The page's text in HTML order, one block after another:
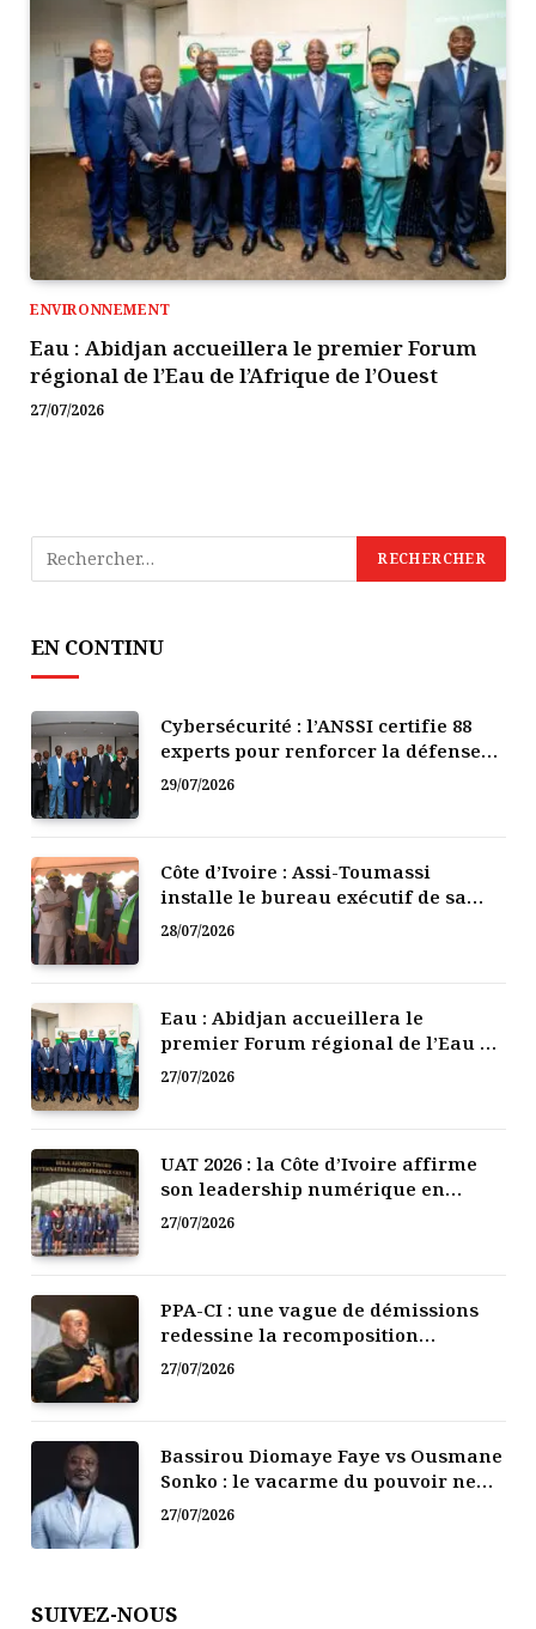
ENVIRONNEMENT
Eau : Abidjan accueillera le premier Forum
régional de l’Eau de l’Afrique de l’Ouest
27/07/2026
EN CONTINU
Cybersécurité : l’ANSSI certifie 88
experts pour renforcer la défense
numérique de la Côte d’Ivoire
29/07/2026
Côte d’Ivoire : Assi-Toumassi
installe le bureau exécutif de sa
mutuelle de développement
28/07/2026
Eau : Abidjan accueillera le
premier Forum régional de l’Eau de
l’Afrique de l’Ouest
27/07/2026
UAT 2026 : la Côte d’Ivoire affirme
son leadership numérique en
Afrique
27/07/2026
PPA-CI : une vague de démissions
redessine la recomposition
politique
27/07/2026
Bassirou Diomaye Faye vs Ousmane
Sonko : le vacarme du pouvoir ne
doit pas faire oublier les liens de la
Fraternité
27/07/2026
SUIVEZ-NOUS